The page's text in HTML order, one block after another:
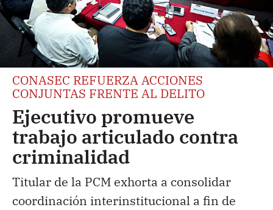
CONASEC REFUERZA ACCIONES
CONJUNTAS FRENTE AL DELITO
Ejecutivo promueve
trabajo articulado contra
criminalidad
Titular de la PCM exhorta a consolidar
coordinación interinstitucional a fin de